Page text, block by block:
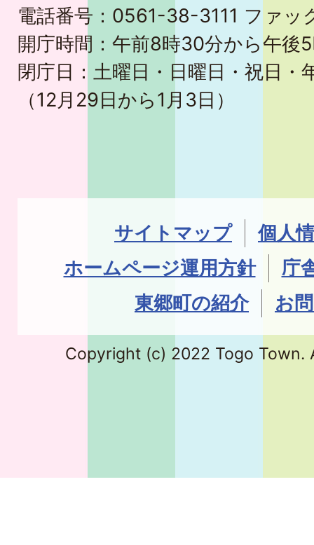
電話番号：0561-38-3111 ファ
開庁時間：午前8時30分から午後
閉庁日：土曜日・日曜日・祝日・
（12月29日から1月3日）
サイトマップ
個人
ホームページ運用方針
庁
東郷町の紹介
お
Copyright (c) 2022 Togo Town.